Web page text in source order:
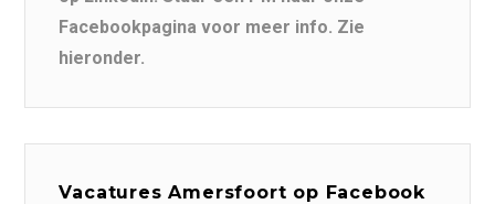
Facebookpagina voor meer info. Zie
hieronder.
Vacatures Amersfoort op Facebook